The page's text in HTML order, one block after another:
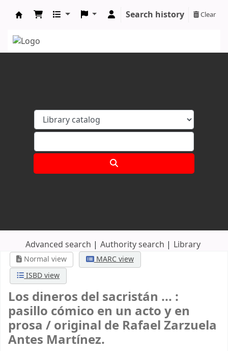
Search history Clear
Advanced search Authority search Library
Normal view
MARC view
ISBD view
Los dineros del sacristán ... :
pasillo cómico en un acto y en
prosa /original de Rafael Zarzuela
Antes Martínez.